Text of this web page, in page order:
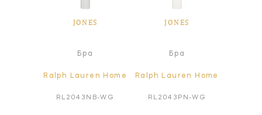
JONES
Бра
Ralph Lauren Home
RL2043NB-WG
JONES
Бра
Ralph Lauren Home
RL2043PN-WG